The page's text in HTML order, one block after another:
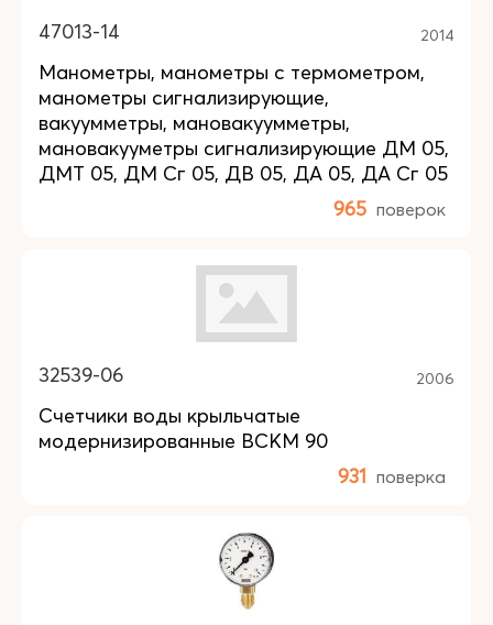
47013-14 2014
Манометры, манометры с термометром,
манометры сигнализирующие,
вакуумметры, мановакуумметры,
мановакууметры сигнализирующие ДМ 05,
ДМТ 05, ДМ Сг 05, ДВ 05, ДА 05, ДА Сг 05
965 поверок
32539-06 2006
Счетчики воды крыльчатые
модернизированные ВСКМ 90
931 поверка